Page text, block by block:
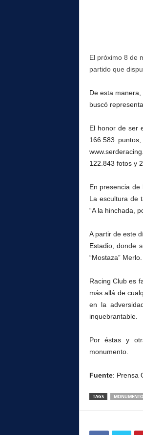
El próximo 8 de
partido que
De esta
buscó
El honor de ser
166.583
122.843 fotos y
En presencia de
La escultura de
“A la hinchada,
A partir de este
Estadio, donde
“Mostaza” Merlo.
Racing Club es
más allá de
en la
inquebrantable.
Por éstas y
monumento.
Fuente: Prensa
TAGS